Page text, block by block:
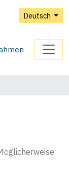
Deutsch